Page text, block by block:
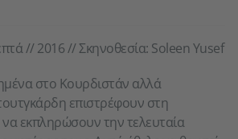
// 2016 // Σκηνοθεσία: Soleen Yusef
στο Κουρδιστάν αλλά
επιστρέφουν στη
να εκπληρώσουν την τελευταία